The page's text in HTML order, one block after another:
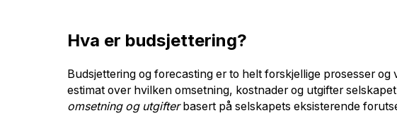
Hva er budsjettering?
Budsjettering og forecasting er to helt forskjellige prosesser
estimat over hvilken omsetning, kostnader og utgifter selskapet
omsetning og utgifterbasert på selskapets eksisterende